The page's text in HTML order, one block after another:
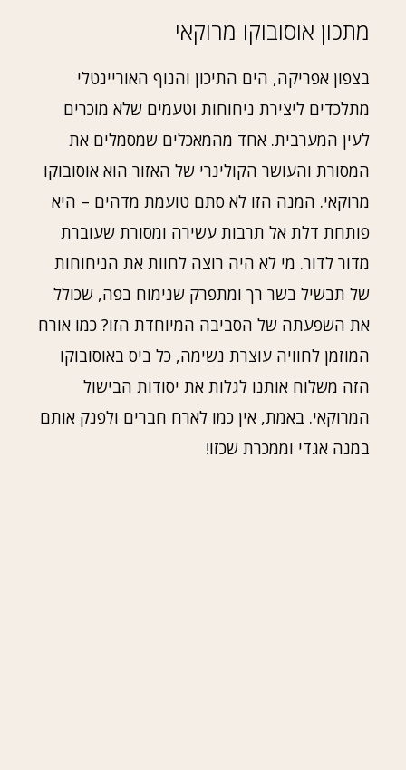
מתכון אוסובוקו מרוקאי
בצפון אפריקה, הים התיכון והנוף האוריינטלי
מתלכדים ליצירת ניחוחות וטעמים שלא מוכרים
לעין המערבית. אחד מהמאכלים שמסמלים את
המסורת והעושר הקולינרי של האזור הוא אוסובוקו
מרוקאי. המנה הזו לא סתם טועמת מדהים – היא
פותחת דלת אל תרבות עשירה ומסורת שעוברת
מדור לדור. מי לא היה רוצה לחוות את הניחוחות
של תבשיל בשר רך ומתפרק שנימוח בפה, שכולל
את השפעתה של הסביבה המיוחדת הזו? כמו אורח
המוזמן לחוויה עוצרת נשימה, כל ביס באוסובוקו
הזה משלוח אותנו לגלות את יסודות הבישול
המרוקאי. באמת, אין כמו לארח חברים ולפנק אותם
במנה אגדי וממכרת שכזו!